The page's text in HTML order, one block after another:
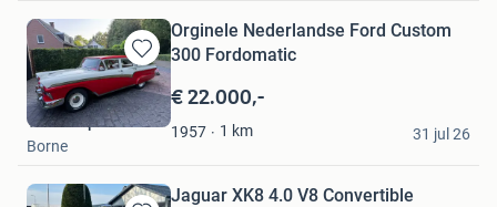
Bewaren
in
Mijn
Favorieten
Orginele Nederlandse Ford Custom
300 Fordomatic
€ 22.000,-
1957 1 km
Vlaskamp
Borne
31 jul 26
Jaguar XK8 4.0 V8 Convertible